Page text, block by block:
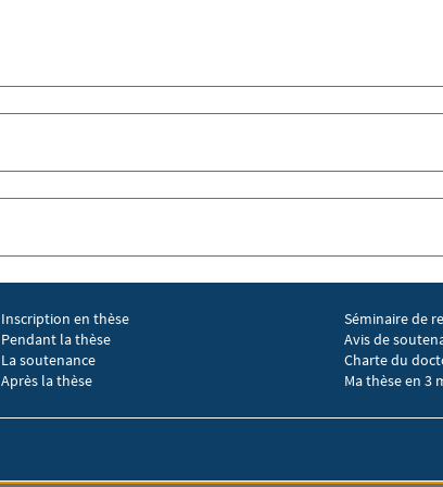
Menu footer EGIC 2
Inscription en thèse
Pendant la thèse
La soutenance
Après la thèse
Menu footer
Séminaire de
Avis de
Charte du
Ma thèse en 3